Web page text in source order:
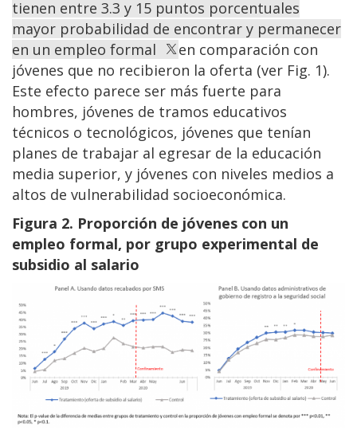
tienen entre 3.3 y 15 puntos porcentuales
mayor probabilidad de encontrar y permanecer
en un empleo formal
en comparación con
jóvenes que no recibieron la oferta (ver Fig. 1).
Este efecto parece ser más fuerte para
hombres, jóvenes de tramos educativos
técnicos o tecnológicos, jóvenes que tenían
planes de trabajar al egresar de la educación
media superior, y jóvenes con niveles medios a
altos de vulnerabilidad socioeconómica.
Figura 2. Proporción de jóvenes con un
empleo formal, por grupo experimental de
subsidio al salario